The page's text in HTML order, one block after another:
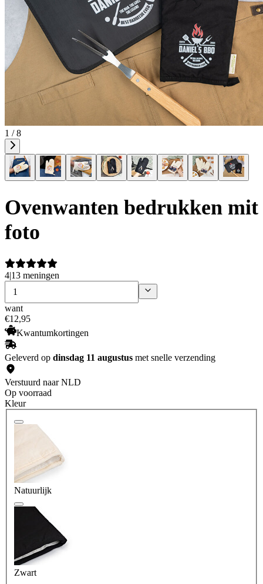
1 / 8
Ovenwanten bedrukken mit
foto
4|13 meningen
want
€12,95
Kwantumkortingen
Geleverd op dinsdag 11 augustus met snelle verzending
Verstuurd naar NLD
Op voorraad
Kleur
Natuurlijk
Zwart